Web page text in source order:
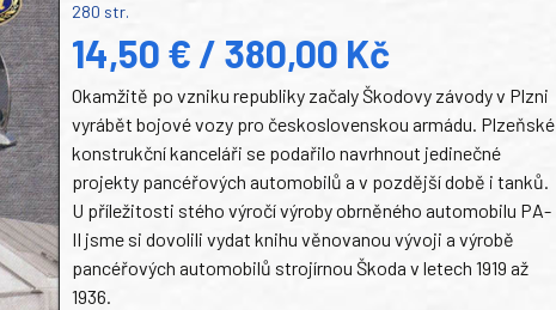
280 str.
14,50 € / 380,00 Kč
Okamžitě po vzniku republiky začaly Škodovy závody v Plzni
vyrábět bojové vozy pro československou armádu. Plzeňské
konstrukční kanceláři se podařilo navrhnout jedinečné
projekty pancéřových automobilů a v pozdější době i tanků.
U příležitosti stého výročí výroby obrněného automobilu PA-
II jsme si dovolili vydat knihu věnovanou vývoji a výrobě
pancéřových automobilů strojírnou Škoda v letech 1919 až
1936.